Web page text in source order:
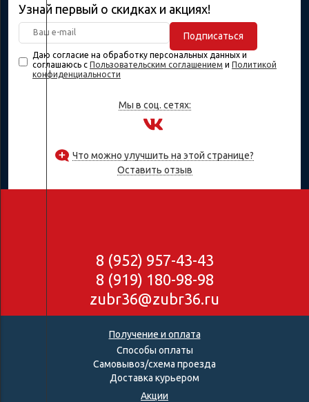
Узнай первый о скидках и акциях!
Подписаться
Даю согласие на обработку персональных данных и
соглашаюсь с Пользовательским соглашением и Политикой
конфиденциальности
Мы в соц. сетях:
Что можно улучшить на этой странице?
Оставить отзыв
8 (952) 957-43-43
8 (919) 180-98-98
zubr36@zubr36.ru
Получение и оплата
Способы оплаты
Самовывоз/схема проезда
Доставка курьером
Акции